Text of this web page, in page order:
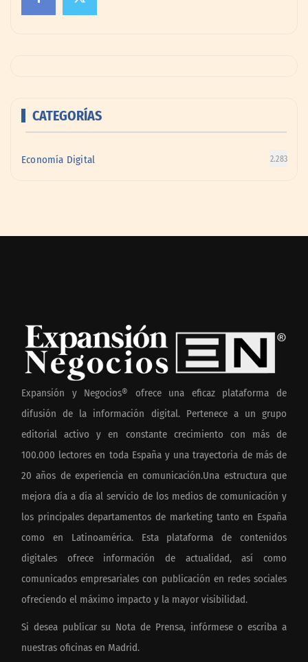
CATEGORÍAS
Economía Digital 2.283
Expansión y Negocios® ofrece una eficaz plataforma de
difusión de la información digital. Pertenece a un grupo
editorial activo y en constante crecimiento con más de
100.000 lectores en toda España y una trayectoria de más de
20 años de experiencia en comunicación.Una estructura que
mejora día a día al servicio de los medios de comunicación y
los principales departamentos de marketing tanto en España
como en Latinoamérica. Esta plataforma de contenidos
digitales ofrece información de actualidad, así como
comunicados empresariales con publicación en redes sociales
ofreciendo el máximo impacto y la mayor visibilidad.
Si desea publicar su Nota de Prensa, infórmese o escriba a
nuestras oficinas en Madrid.